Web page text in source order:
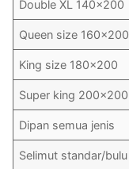
Double XL 140×200
Queen size 160×200
King size 180×200
Super king 200×200
Dipan semua jenis
Selimut standar/bulu